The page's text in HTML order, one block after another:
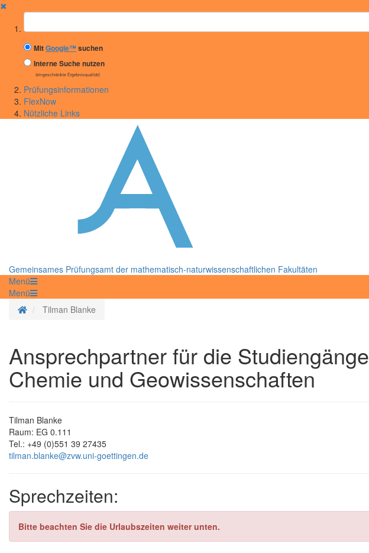
✖
Suchbegriff
MitGoogle™suchen
Interne Suche nutzen
(eingeschränkte Ergebnisqualität)
Prüfungsinformationen
FlexNow
Nützliche Links
Gemeinsames Prüfungsamt der mathematisch-naturwissenschaftlichen Fakultäten
Menü
Menü
Startseite
Tilman Blanke
Ansprechpartner für die Studiengänge
Chemie und Geowissenschaften
Tilman Blanke
Raum: EG 0.111
Tel.: +49 (0)551 39 27435
tilman.blanke@zvw.uni-goettingen.de
Sprechzeiten:
Bitte beachten Sie die Urlaubszeiten weiter unten.